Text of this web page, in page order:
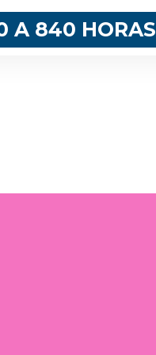
A 840 HORAS